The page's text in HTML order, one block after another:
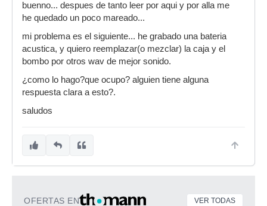
buenno... despues de tanto leer por aqui y por alla me
he quedado un poco mareado...
mi problema es el siguiente... he grabado una bateria
acustica, y quiero reemplazar(o mezclar) la caja y el
bombo por otros wav de mejor sonido.
¿como lo hago?que ocupo? alguien tiene alguna
respuesta clara a esto?.
saludos
OFERTAS EN VER TODAS